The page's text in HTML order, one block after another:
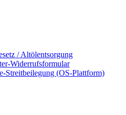
/ Altölentsorgung
Widerrufsformular
Streitbeilegung (OS-Plattform)